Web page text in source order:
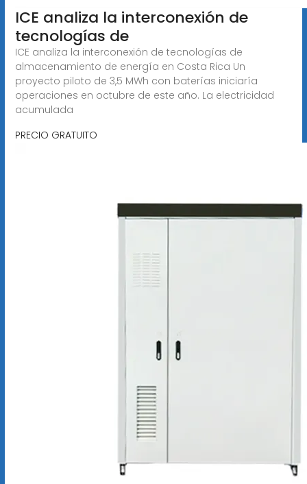
ICE analiza la interconexión de
tecnologías de
ICE analiza la interconexión de tecnologías de
almacenamiento de energía en Costa Rica Un
proyecto piloto de 3,5 MWh con baterías iniciaría
operaciones en octubre de este año. La electricidad
acumulada
PRECIO GRATUITO